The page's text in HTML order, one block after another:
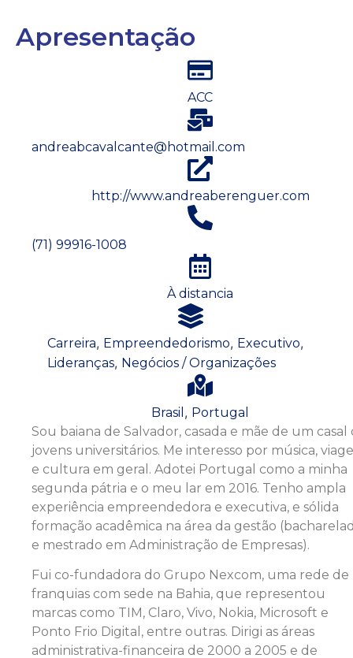
Apresentação
Sou baiana de Salvador, casada e mãe de um casal
jovens universitários. Me interesso por música,
e cultura em geral. Adotei Portugal como a minha
segunda pátria e o meu lar em 2016. Tenho ampla
experiência empreendedora e executiva, e sólida
formação acadêmica na área da gestão
e mestrado em Administração de Empresas).
Fui co-fundadora do Grupo Nexcom, uma rede de
franquias com sede na Bahia, que representou
marcas como TIM, Claro, Vivo, Nokia, Microsoft e
Ponto Frio Digital, entre outras. Dirigi as áreas
administrativa-financeira de 2000 a 2005 e de
ACC
andreabcavalcante@hotmail.com
http://www.andreaberenguer.com
(71) 99916-1008
À distancia
Carreira, Empreendedorismo, Executivo,
Lideranças, Negócios / Organizações
Brasil , Portugal